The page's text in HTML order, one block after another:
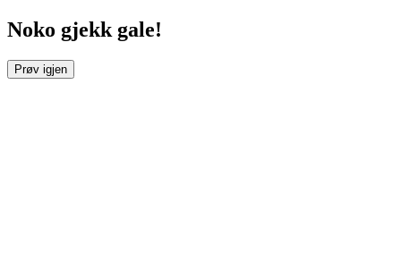
Noko gjekk gale!
Prøv igjen